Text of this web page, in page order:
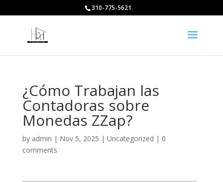
310-775-5621
¿Cómo Trabajan las
Contadoras sobre
Monedas ZZap?
by admin | Nov 5, 2025 | Uncategorized | 0
comments